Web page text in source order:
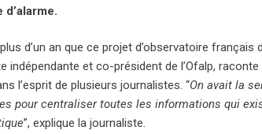
d’alarme.
d’un an que ce projet d’observatoire
indépendante et co-président de l’Ofalp, raconte
l’esprit de plusieurs journalistes. “On avait la
pour centraliser toutes les informations qui
”, explique la journaliste.